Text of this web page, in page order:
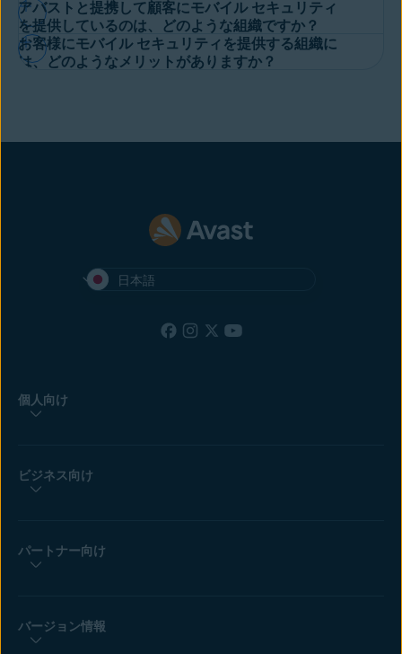
のカスタム機能があります。
はい、アバストはホワイトラベル、共同ブランド、SDK モバイ
ル セキュリティ ソリューションにおいてお客様の組織と連携
し、最良のユーザー体験を作り出し、目標達成をお手伝いをしま
アバストと提携して顧客にモバイル セキュリティ
を提供しているのは、どのような組織ですか？
電気通信事業者、銀行、保険会社、公共事業などのアバスト パ
キュリティ機能を実装するかを選択します。
お客様にモバイル セキュリティを提供する組織に
は、どのようなメリットがありますか？
より高い NPS とより強化された顧客ロイヤルティ：お客様をオ
日本語
個人向け
ビジネス向け
パートナー向け
バージョン情報